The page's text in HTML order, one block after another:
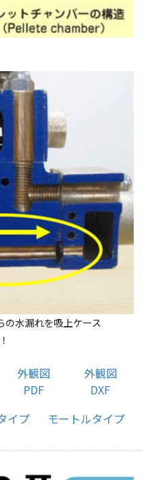
の水漏れを吸上ケース
外観図
PDF
外観図
DXF
イプ モートルタイプ